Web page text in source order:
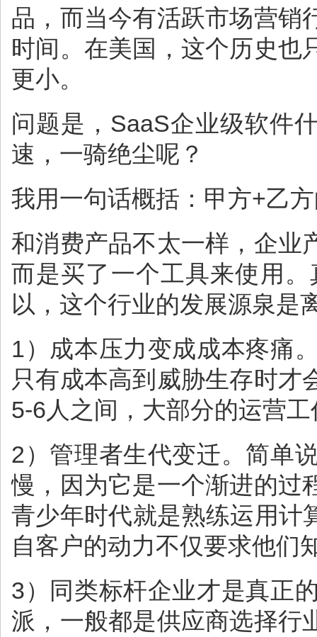
品，而当今有活跃市场营销
时间。在美国，这个历史也
更小。
问题是，SaaS企业级软件
速，一骑绝尘呢？
我用一句话概括：甲方+乙
和消费产品不太一样，企业
而是买了一个工具来使用
以，这个行业的发展源泉是
1）成本压力变成成本疼痛
只有成本高到威胁生存时才
5-6人之间，大部分的运营
2）管理者生代变迁。简单
慢，因为它是一个渐进的过
青少年时代就是熟练运用计
自客户的动力不仅要求他们
3）同类标杆企业才是真正
派，一般都是供应商选择行